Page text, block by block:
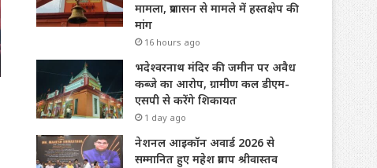
मामला, प्रशासन से मामले में हस्तक्षेप की
मांग
16 hours ago
भदेश्वरनाथ मंदिर की जमीन पर अवैध
कब्जे का आरोप, ग्रामीण कल डीएम-
एसपी से करेंगे शिकायत
1 day ago
नेशनल आइकॉन अवार्ड 2026 से
सम्मानित हुए महेश प्रताप श्रीवास्तव